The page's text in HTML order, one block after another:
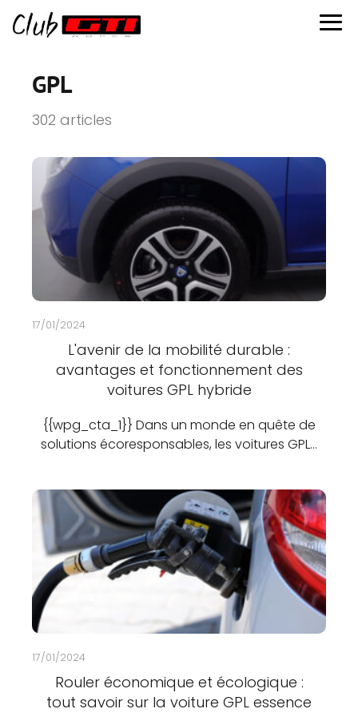
GPL
302 articles
17/01/2024
L'avenir de la mobilité durable :
avantages et fonctionnement des
voitures GPL hybride
{{wpg_cta_1}} Dans un monde en quête de
solutions écoresponsables, les voitures GPL…
17/01/2024
Rouler économique et écologique :
tout savoir sur la voiture GPL essence